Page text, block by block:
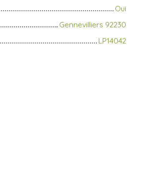
Oui
Gennevilliers 92230
LP14042